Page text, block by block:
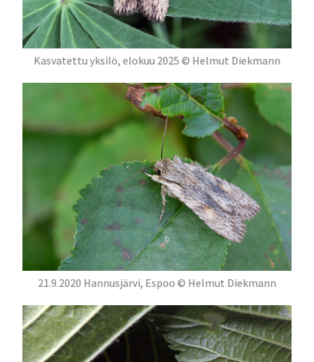
Kasvatettu yksilö, elokuu 2025 © Helmut Diekmann
21.9.2020 Hannusjärvi, Espoo © Helmut Diekmann